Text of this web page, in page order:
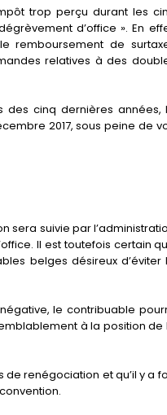
trop perçu durant les
d’office ». En
remboursement de
relatives à des
des cinq dernières années,
2017, sous peine de
sera suivie par
Il est toutefois certain
belges désireux d’éviter
le contribuable
à la position de
renégociation et qu’il y a